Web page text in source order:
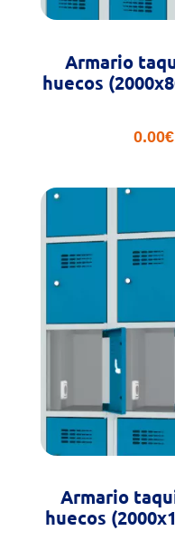
Armario
huecos
0.00€
Armario
huecos